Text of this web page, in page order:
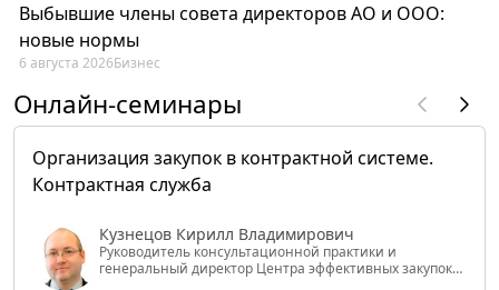
Выбывшие члены совета директоров АО и ООО:
новые нормы
6 августа 2026Бизнес
Онлайн-семинары
Организация закупок в контрактной системе.
Контрактная служба
Кузнецов Кирилл Владимирович
Руководитель консультационной практики и
генеральный директор Центра эффективных закупок